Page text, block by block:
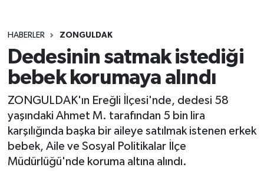
HABERLER ZONGULDAK
Dedesinin satmak istediği
bebek korumaya alındı
ZONGULDAK'ın Ereğli İlçesi'nde, dedesi 58
yaşındaki Ahmet M. tarafından 5 bin lira
karşılığında başka bir aileye satılmak istenen erkek
bebek, Aile ve Sosyal Politikalar İlçe
Müdürlüğü'nde koruma altına alındı.
Kültür-Sanat
Magazin
Medya
Sağlık
Son Dakika Haberleri
Haber Arşivi